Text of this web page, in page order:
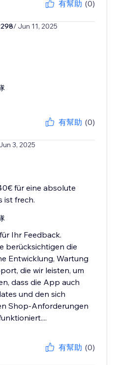
有幫助 (0)
/ Jun 11, 2025
有幫助 (0)
3, 2025
für eine absolute
ist frech.
Ihr Feedback.
berücksichtigen die
Entwicklung, Wartung
die wir leisten, um
dass die App auch
und den sich
Shop-Anforderungen
有幫助 (0)